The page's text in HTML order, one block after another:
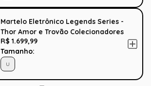
Martelo Eletrônico Legends Series -
Thor Amor e Trovão Colecionadores
R$ 1.699,99
Tamanho:
U